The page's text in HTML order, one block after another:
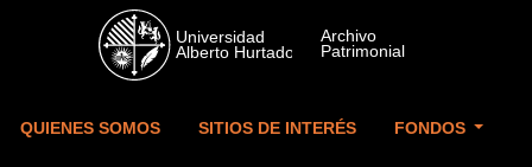
Skip to main content
QUIENES SOMOS SITIOS DE INTERÉS FONDOS